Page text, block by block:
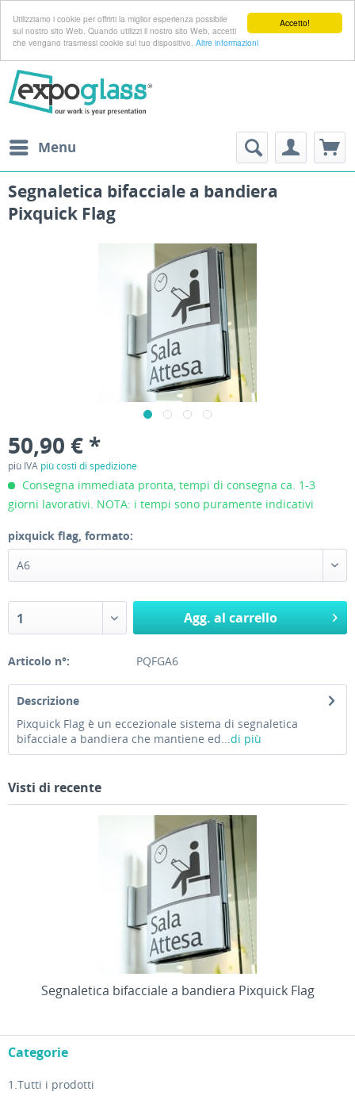
Accetto!
Utilizziamo i cookie per offrirti la miglior esperienza possibile
sul nostro sito Web. Quando utilizzi il nostro sito Web, accetti
che vengano trasmessi cookie sul tuo dispositivo. Altre informazioni
Menu
Segnaletica bifacciale a bandiera
Pixquick Flag
50,90 € *
più IVA più costi di spedizione
Consegna immediata pronta, tempi di consegna ca. 1-3
giorni lavorativi. NOTA: i tempi sono puramente indicativi
pixquick flag, formato:
A6
1 Agg. al carrello
Articolo n°: PQFGA6
Descrizione
Pixquick Flag è un eccezionale sistema di segnaletica
bifacciale a bandiera che mantiene ed...di più
Visti di recente
Segnaletica bifacciale a bandiera Pixquick Flag
Categorie
1.Tutti i prodotti